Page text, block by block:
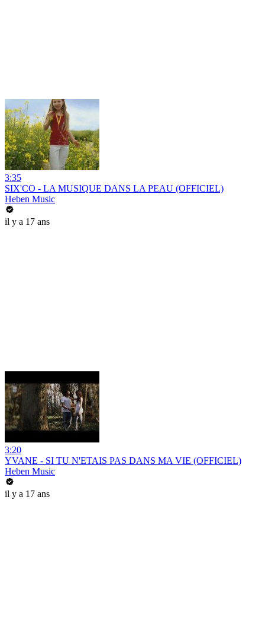
3:35
SIX'CO - LA MUSIQUE DANS LA PEAU (OFFICIEL)
Heben Music
il y a 17 ans
3:20
YVANE - SI TU N'ETAIS PAS DANS MA VIE (OFFICIEL)
Heben Music
il y a 17 ans